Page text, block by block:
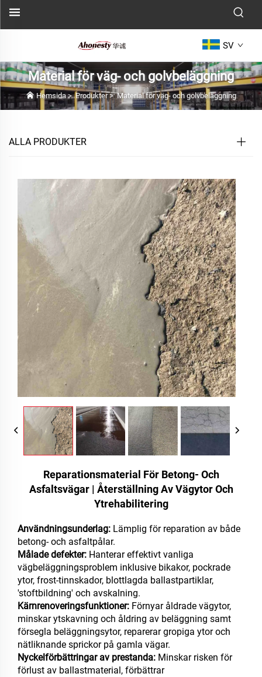
SV
Material för väg- och golvbeläggning
Hemsida>Produkter>Material för väg- och golvbeläggning
ALLA PRODUKTER
Reparationsmaterial För Betong- Och
Asfaltsvägar | Återställning Av Vägytor Och
Ytrehabilitering
Användningsunderlag: Lämplig för reparation av både
betong- och asfaltpålar.
Målade defekter: Hanterar effektivt vanliga
vägbeläggningsproblem inklusive bikakor, pockrade
ytor, frost-tinnskador, blottlagda ballastpartiklar,
'stoftbildning' och avskalning.
Kärnrenoveringsfunktioner: Förnyar åldrade vägytor,
minskar ytskavning och åldring av beläggning samt
försegla beläggningsytor, reparerar gropiga ytor och
nätliknande sprickor på gamla vägar.
Nyckelförbättringar av prestanda: Minskar risken för
förlust av ballastmaterial, förbättrar